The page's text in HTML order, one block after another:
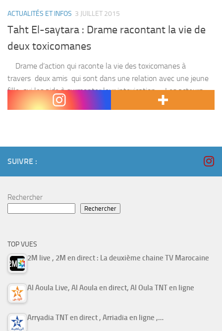
ACTUALITÉS ET INFOS 3 JUILLET 2015
Taht El-saytara : Drame racontant la vie de
deux toxicomanes
Drame d’action qui raconte la vie des toxicomanes à
travers deux amis qui sont dans une relation avec une jeune
fille, qui les aide à surmonter leur intoxication . Les acteurs :
SUIVRE :
Rechercher
Rechercher
TOP VUES
2M live , 2M en direct : La deuxième chaine TV Marocaine
Al Aoula Live, Al Aoula en direct, Al Oula TNT en ligne
Arryadia TNT en direct , Arriadia en ligne ,…